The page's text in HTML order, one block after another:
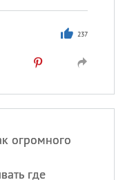
237
огромного
где